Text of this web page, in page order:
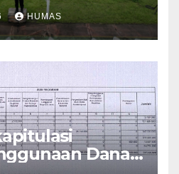
HUMAS
Dana